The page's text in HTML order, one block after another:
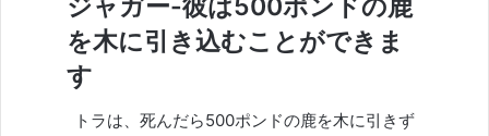
ジャガー-彼は500ポンドの鹿
を木に引き込むことができま
す
トラは、死んだら500ポンドの鹿を木に引きず